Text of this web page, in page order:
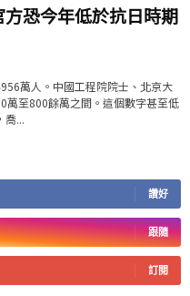
恐今年低於抗日時期
萬人。中國工程院院士、北京大
萬至800餘萬之間。這個數字甚至低
喬...
讚好
跟隨
訂閱